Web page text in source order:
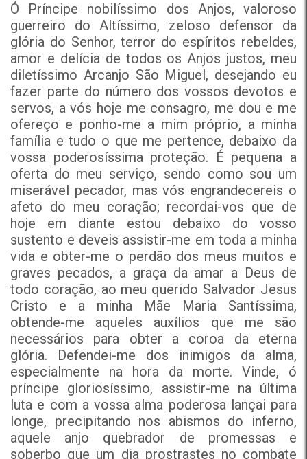
Ó Príncipe nobilíssimo dos Anjos, valoroso
guerreiro do Altíssimo, zeloso defensor da
glória do Senhor, terror do espíritos rebeldes,
amor e delícia de todos os Anjos justos, meu
diletíssimo Arcanjo São Miguel, desejando eu
fazer parte do número dos vossos devotos e
servos, a vós hoje me consagro, me dou e me
ofereço e ponho-me a mim próprio, a minha
família e tudo o que me pertence, debaixo da
vossa poderosíssima proteção. É pequena a
oferta do meu serviço, sendo como sou um
miserável pecador, mas vós engrandecereis o
afeto do meu coração; recordai-vos que de
hoje em diante estou debaixo do vosso
sustento e deveis assistir-me em toda a minha
vida e obter-me o perdão dos meus muitos e
graves pecados, a graça da amar a Deus de
todo coração, ao meu querido Salvador Jesus
Cristo e a minha Mãe Maria Santíssima,
obtende-me aqueles auxílios que me são
necessários para obter a coroa da eterna
glória. Defendei-me dos inimigos da alma,
especialmente na hora da morte. Vinde, ó
príncipe gloriosíssimo, assistir-me na última
luta e com a vossa alma poderosa lançai para
longe, precipitando nos abismos do inferno,
aquele anjo quebrador de promessas e
soberbo que um dia prostrastes no combate